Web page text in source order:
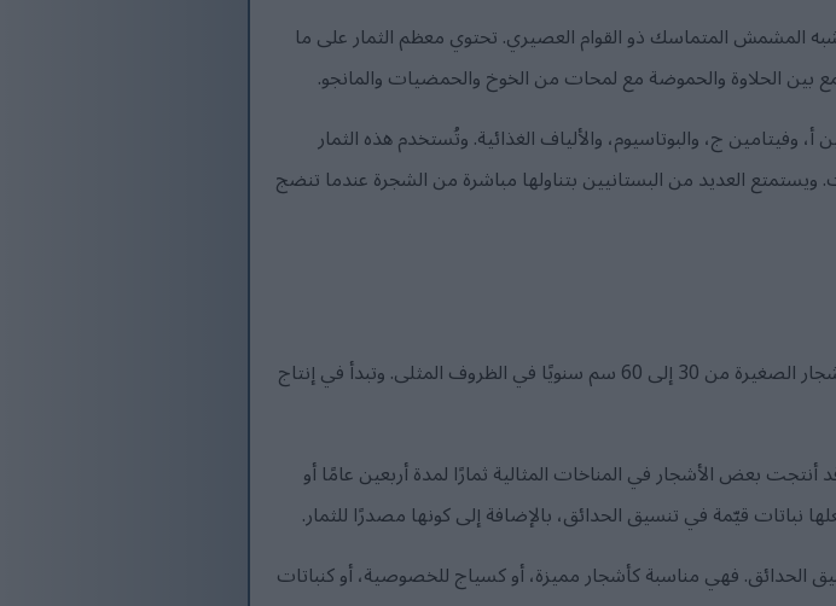
يشبه المشمش المتماسك ذو القوام العصيري. تحتوي معظم الثمار على ما
بين الحلاوة والحموضة مع لمحات من الخوخ والحمضيات والمانجو.
وفيتامين ج، والبوتاسيوم، والألياف الغذائية. وتُستخدم هذه الثمار
ويستمتع العديد من البستانيين بتناولها مباشرة من الشجرة عندما تنضج
تتميز أشجار اللوز الهندي بمعدلات نمو معتدلة. عادةً ما يزيد طول الأشجار الصغيرة من 30 إلى 60 سم سنويًا في الظروف المثلى. وتبدأ في إنتاج
بعض الأشجار في المناخات المثالية ثمارًا لمدة أربعين عامًا أو
نباتات قيّمة في تنسيق الحدائق، بالإضافة إلى كونها مصدرًا للثمار.
فهي مناسبة كأشجار مميزة، أو كسياج للخصوصية، أو كنباتات